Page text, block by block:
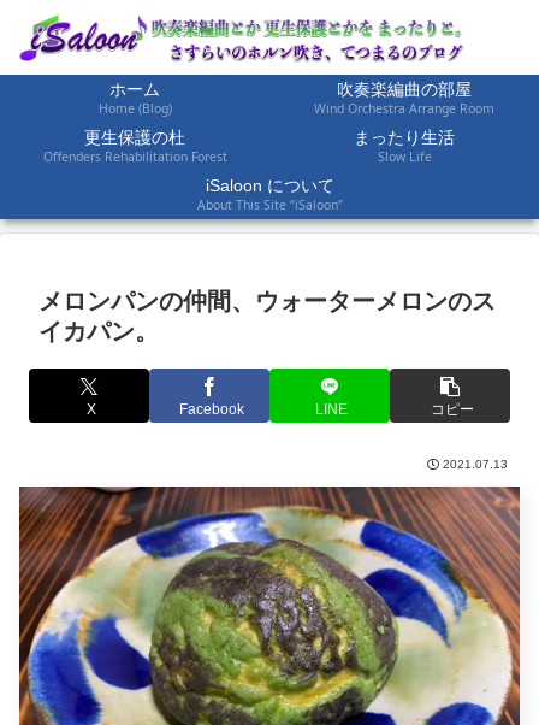
ホーム
Home (Blog)
吹奏楽編曲の部屋
Wind Orchestra Arrange Room
更生保護の杜
Offenders Rehabilitation Forest
まったり生活
Slow Life
iSaloon について
About This Site “iSaloon”
メロンパンの仲間、ウォーターメロンのス
イカパン。
X Facebook LINE コピー
2021.07.13